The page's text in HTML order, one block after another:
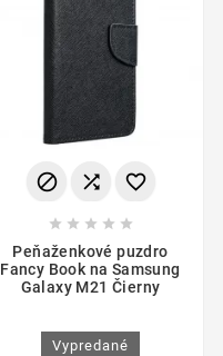
  
    
Peňaženkové puzdro
Fancy Book na Samsung
Galaxy M21 Čierny
Vypredané